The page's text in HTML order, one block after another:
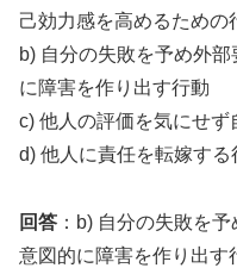
己効力感を高めるための
b) 自分の失敗を予め外
に障害を作り出す行動
c) 他人の評価を気にせ
d) 他人に責任を転嫁する
回答 ：b) 自分の失敗を
意図的に障害を作り出す